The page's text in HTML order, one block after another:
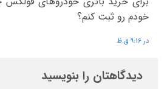
خودم رو ثبت کنم؟
در 9:16 ق.ظ
دیدگاهتان را بنویسید